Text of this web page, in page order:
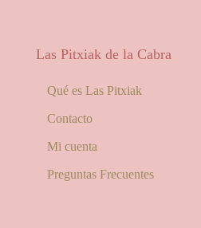
Las Pitxiak de la Cabra
Qué es Las Pitxiak
Contacto
Mi cuenta
Preguntas Frecuentes